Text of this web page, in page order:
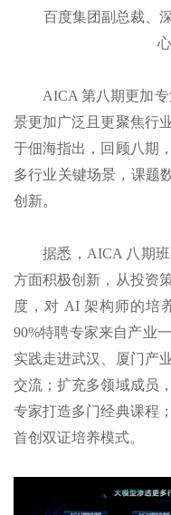
百度集团副总裁、
AICA 第八期更加
景更加广泛且更聚焦行
于佃海指出，回顾八期
多行业关键场景，课题
创新。
据悉，AICA 八期
方面积极创新，从投资
度，对 AI 架构师的培
90%特聘专家来自产业
实践走进武汉、厦门产
交流；扩充多领域成员
专家打造多门经典课程
首创双证培养模式。